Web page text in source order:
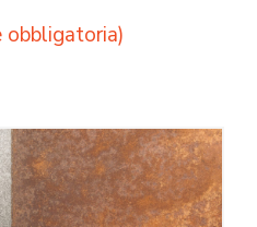
obbligatoria)